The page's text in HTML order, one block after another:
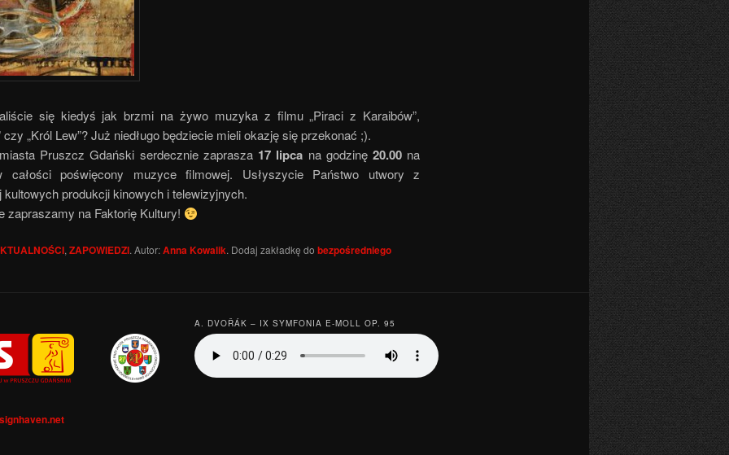
się kiedyś jak brzmi na żywo muzyka z filmu „Piraci z Karaibów”,
czy „Król Lew”? Już niedługo będziecie mieli okazję się przekonać ;).
Pruszcz Gdański serdecznie zaprasza 17 lipca na godzinę 20.00na
całości poświęcony muzyce filmowej. Usłyszycie Państwo utwory z
kultowych produkcji kinowych i telewizyjnych.
zapraszamy na Faktorię Kultury!
,ZAPOWIEDZI. Autor:Anna Kowalik. Dodaj zakładkę do bezpośredniego
A. DVOŘÁK – IX SYMFONIA E-MOLL OP. 95